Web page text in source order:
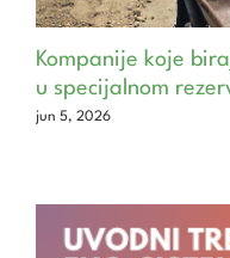
Kompanije koje
u specijalnom
jun 5, 2026